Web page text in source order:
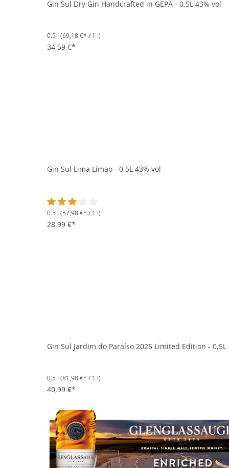
Gin Sul Dry Gin Handcrafted in GEPA - 0,5L 43% vol
0.5 l (69,18 €* / 1 l)
34,59 €*
Gin Sul Lima Limao - 0,5L 43% vol
Durchschnittliche Bewertung von 3 von 5 Sternen
0.5 l (57,98 €* / 1 l)
28,99 €*
Gin Sul Jardim do Paraíso 2025 Limited Edition - 0,5L
0.5 l (81,98 €* / 1 l)
40,99 €*